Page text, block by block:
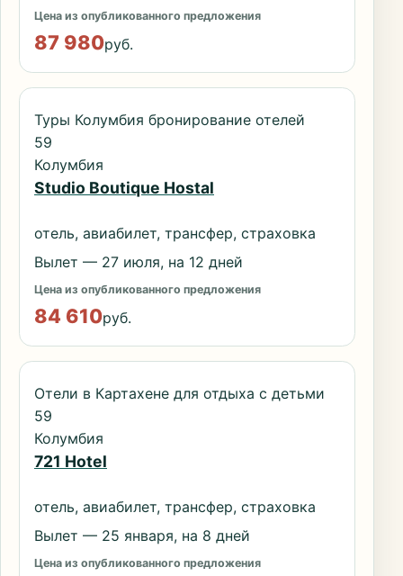
Цена из опубликованного предложения
87 980руб.
Туры Колумбия бронирование отелей
59
Колумбия
Studio Boutique Hostal
отель, авиабилет, трансфер, страховка
Вылет — 27 июля, на 12 дней
Цена из опубликованного предложения
84 610руб.
Отели в Картахене для отдыха с детьми
59
Колумбия
721 Hotel
отель, авиабилет, трансфер, страховка
Вылет — 25 января, на 8 дней
Цена из опубликованного предложения